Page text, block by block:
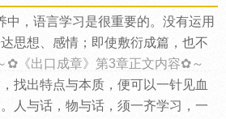
中，语言学习是很重要的。没有运用
思想、感情；即使敷衍成篇，也不
✿《出口成章》第3章正文内容✿～
找出特点与本质，便可以一针见血
人与话，物与话，须一齐学习，一